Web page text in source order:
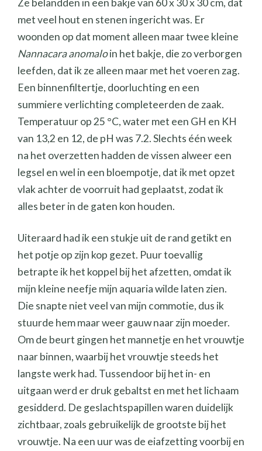
met veel hout en stenen ingericht was. Er
woonden op dat moment alleen maar twee kleine
Nannacara anomaloin het bakje, die zo verborgen
leefden, dat ik ze alleen maar met het voeren zag.
Een binnenfiltertje, doorluchting en een
summiere verlichting completeerden de zaak.
Temperatuur op 25 °C, water met een GH en KH
van 13,2 en 12, de pH was 7.2. Slechts één week
na het overzetten hadden de vissen alweer een
legsel en wel in een bloempotje, dat ik met opzet
vlak achter de voorruit had geplaatst, zodat ik
alles beter in de gaten kon houden.
Uiteraard had ik een stukje uit de rand getikt en
het potje op zijn kop gezet. Puur toevallig
betrapte ik het koppel bij het afzetten, omdat ik
mijn kleine neefje mijn aquaria wilde laten zien.
Die snapte niet veel van mijn commotie, dus ik
stuurde hem maar weer gauw naar zijn moeder.
Om de beurt gingen het mannetje en het vrouwtje
naar binnen, waarbij het vrouwtje steeds het
langste werk had. Tussendoor bij het in- en
uitgaan werd er druk gebaltst en met het lichaam
gesidderd. De geslachtspapillen waren duidelijk
zichtbaar, zoals gebruikelijk de grootste bij het
vrouwtje. Na een uur was de eiafzetting voorbij en